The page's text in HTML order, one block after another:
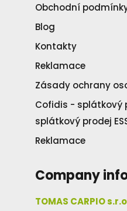
Obchodní
Blog
Kontakty
Reklamace
Zásady ochrany
Cofidis - splátkový
splátkový prodej
Reklamace
Company
TOMAS CARPIO